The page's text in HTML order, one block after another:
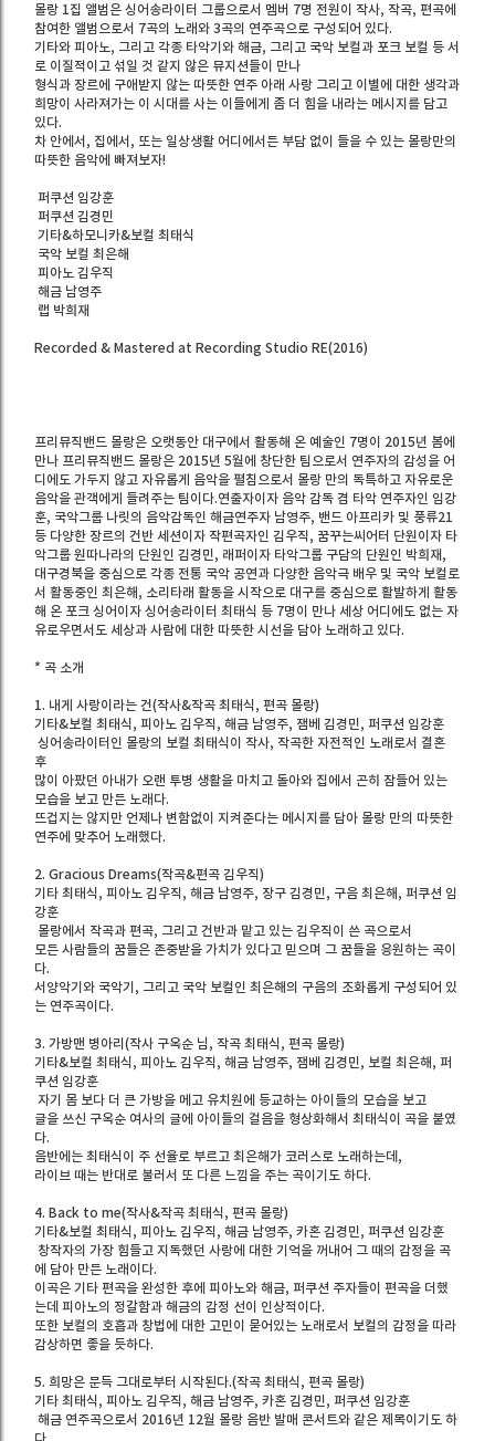
몰랑 1집 앨범은 싱어송라이터 그룹으로서 멤버 7명 전원이 작사, 작곡, 편곡에
참여한 앨범으로서 7곡의 노래와 3곡의 연주곡으로 구성되어 있다.
기타와 피아노, 그리고 각종 타악기와 해금, 그리고 국악 보컬과 포크 보컬 등 서
로 이질적이고 섞일 것 같지 않은 뮤지션들이 만나
형식과 장르에 구애받지 않는 따뜻한 연주 아래 사랑 그리고 이별에 대한 생각과
희망이 사라져가는 이 시대를 사는 이들에게 좀 더 힘을 내라는 메시지를 담고
있다.
차 안에서, 집에서, 또는 일상생활 어디에서든 부담 없이 들을 수 있는 몰랑만의
따뜻한 음악에 빠져보자!
퍼쿠션 임강훈
퍼쿠션 김경민
기타&하모니카&보컬 최태식
국악 보컬 최은해
피아노 김우직
해금 남영주
랩 박희재
Recorded & Mastered at Recording Studio RE(2016)
프리뮤직밴드 몰랑은 오랫동안 대구에서 활동해 온 예술인 7명이 2015년 봄에
만나 프리뮤직밴드 몰랑은 2015년 5월에 창단한 팀으로서 연주자의 감성을 어
디에도 가두지 않고 자유롭게 음악을 펼침으로서 몰랑 만의 독특하고 자유로운
음악을 관객에게 들려주는 팀이다.연출자이자 음악 감독 겸 타악 연주자인 임강
훈, 국악그룹 나릿의 음악감독인 해금연주자 남영주, 밴드 아프리카 및 풍류21
등 다양한 장르의 건반 세션이자 작편곡자인 김우직, 꿈꾸는씨어터 단원이자 타
악그룹 원따나라의 단원인 김경민, 래퍼이자 타악그룹 구담의 단원인 박희재,
대구경북을 중심으로 각종 전통 국악 공연과 다양한 음악극 배우 및 국악 보컬로
서 활동중인 최은해, 소리타래 활동을 시작으로 대구를 중심으로 활발하게 활동
해 온 포크 싱어이자 싱어송라이터 최태식 등 7명이 만나 세상 어디에도 없는 자
유로우면서도 세상과 사람에 대한 따뜻한 시선을 담아 노래하고 있다.
* 곡 소개
1. 내게 사랑이라는 건(작사&작곡 최태식, 편곡 몰랑)
기타&보컬 최태식, 피아노 김우직, 해금 남영주, 잼베 김경민, 퍼쿠션 임강훈
싱어송라이터인 몰랑의 보컬 최태식이 작사, 작곡한 자전적인 노래로서 결혼
후
많이 아팠던 아내가 오랜 투병 생활을 마치고 돌아와 집에서 곤히 잠들어 있는
모습을 보고 만든 노래다.
뜨겁지는 않지만 언제나 변함없이 지켜준다는 메시지를 담아 몰랑 만의 따뜻한
연주에 맞추어 노래했다.
2. Gracious Dreams(작곡&편곡 김우직)
기타 최태식, 피아노 김우직, 해금 남영주, 장구 김경민, 구음 최은해, 퍼쿠션 임
강훈
몰랑에서 작곡과 편곡, 그리고 건반과 맡고 있는 김우직이 쓴 곡으로서
모든 사람들의 꿈들은 존중받을 가치가 있다고 믿으며 그 꿈들을 응원하는 곡이
다.
서양악기와 국악기, 그리고 국악 보컬인 최은해의 구음의 조화롭게 구성되어 있
는 연주곡이다.
3. 가방맨 병아리(작사 구옥순 님, 작곡 최태식, 편곡 몰랑)
기타&보컬 최태식, 피아노 김우직, 해금 남영주, 잼베 김경민, 보컬 최은해, 퍼
쿠션 임강훈
자기 몸 보다 더 큰 가방을 메고 유치원에 등교하는 아이들의 모습을 보고
글을 쓰신 구옥순 여사의 글에 아이들의 걸음을 형상화해서 최태식이 곡을 붙였
다.
음반에는 최태식이 주 선율로 부르고 최은해가 코러스로 노래하는데,
라이브 때는 반대로 불러서 또 다른 느낌을 주는 곡이기도 하다.
4. Back to me(작사&작곡 최태식, 편곡 몰랑)
기타&보컬 최태식, 피아노 김우직, 해금 남영주, 카혼 김경민, 퍼쿠션 임강훈
창작자의 가장 힘들고 지독했던 사랑에 대한 기억을 꺼내어 그 때의 감정을 곡
에 담아 만든 노래이다.
이곡은 기타 편곡을 완성한 후에 피아노와 해금, 퍼쿠션 주자들이 편곡을 더했
는데 피아노의 정갈함과 해금의 감정 선이 인상적이다.
또한 보컬의 호흡과 창법에 대한 고민이 묻어있는 노래로서 보컬의 감정을 따라
감상하면 좋을 듯하다.
5. 희망은 문득 그대로부터 시작된다.(작곡 최태식, 편곡 몰랑)
기타 최태식, 피아노 김우직, 해금 남영주, 카혼 김경민, 퍼쿠션 임강훈
해금 연주곡으로서 2016년 12월 몰랑 음반 발매 콘서트와 같은 제목이기도 하